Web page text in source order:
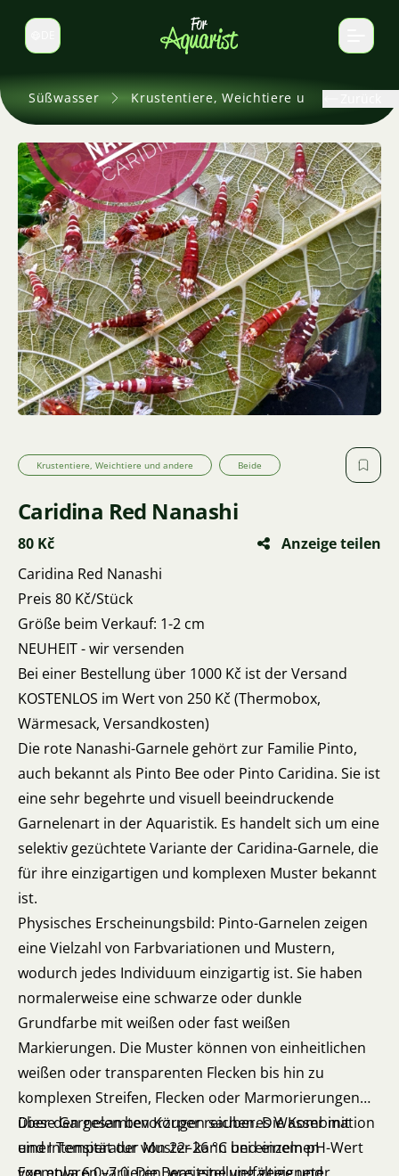
Sprache wechseln
Süßwasser Krustentiere, Weichtiere und andere
Krustentiere, Weichtiere und andere Beide
Caridina Red Nanashi
80 Kč
Anzeige teilen
Caridina Red Nanashi
Preis 80 Kč/Stück
Größe beim Verkauf: 1-2 cm
NEUHEIT - wir versenden
Bei einer Bestellung über 1000 Kč ist der Versand
KOSTENLOS im Wert von 250 Kč (Thermobox,
Wärmesack, Versandkosten)
Die rote Nanashi-Garnele gehört zur Familie Pinto,
auch bekannt als Pinto Bee oder Pinto Caridina. Sie ist
eine sehr begehrte und visuell beeindruckende
Garnelenart in der Aquaristik. Es handelt sich um eine
selektiv gezüchtete Variante der Caridina-Garnele, die
für ihre einzigartigen und komplexen Muster bekannt
ist.
Physisches Erscheinungsbild: Pinto-Garnelen zeigen
eine Vielzahl von Farbvariationen und Mustern,
wodurch jedes Individuum einzigartig ist. Sie haben
normalerweise eine schwarze oder dunkle
Grundfarbe mit weißen oder fast weißen
Markierungen. Die Muster können von einheitlichen
weißen oder transparenten Flecken bis hin zu
komplexen Streifen, Flecken oder Marmorierungen
über den gesamten Körper reichen. Die Kombination
und Intensität der Muster kann bei einzelnen
Diese Garnelen bevorzugen sauberes Wasser mit
einer Temperatur von 22–26 °C und einem pH-Wert